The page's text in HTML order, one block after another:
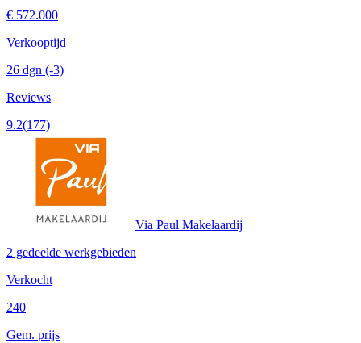
€ 572.000
Verkooptijd
26 dgn (-3)
Reviews
9.2(177)
Via Paul Makelaardij
2 gedeelde werkgebieden
Verkocht
240
Gem. prijs